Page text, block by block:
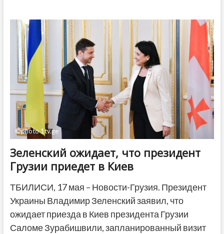
Молдова
подписали
в
Киеве
меморандум
о
взаимопонимании
©photo 1tv.ge
Зеленский ожидает, что президент
Грузии приедет в Киев
ТБИЛИСИ, 17 мая – Новости-Грузия. Президент
Украины Владимир Зеленский заявил, что
ожидает приезда в Киев президента Грузии
Саломе Зурабишвили, запланированный визит